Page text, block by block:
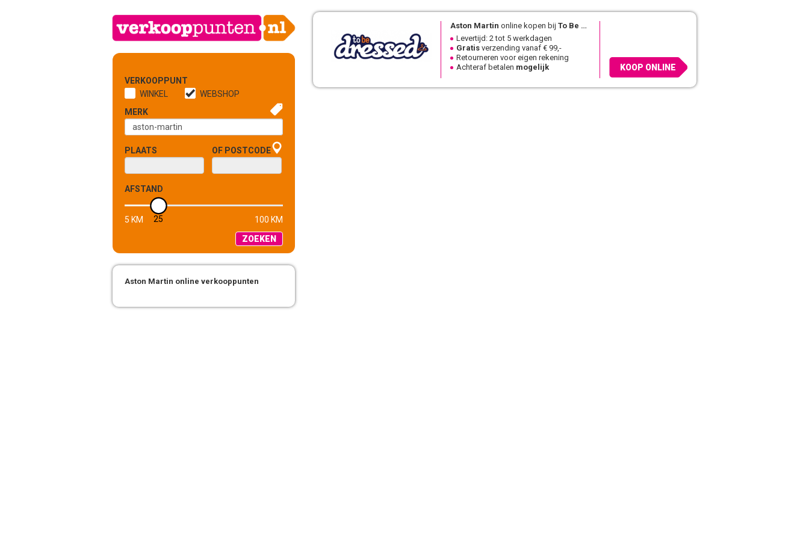
VERKOOPPUNT
WINKEL
WEBSHOP
MERK
PLAATS OF POSTCODE
AFSTAND
5 KM 25
100 KM
ZOEKEN
Aston Martin online verkooppunten
Aston Martin online kopen bij To Be Dressed
Levertijd: 2 tot 5 werkdagen
Gratisverzending vanaf € 99,-
Retourneren voor eigen rekening
Achteraf betalen mogelijk KOOP ONLINE